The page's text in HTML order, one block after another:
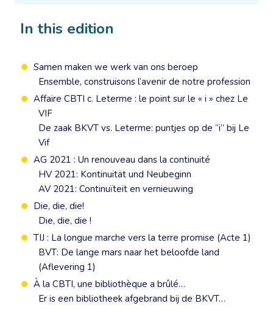
In this edition
Samen maken we werk van ons beroep
Ensemble, construisons l’avenir de notre profession
Affaire CBTI c. Leterme : le point sur le « i » chez Le
VIF
De zaak BKVT vs. Leterme: puntjes op de “i” bij Le
Vif
AG 2021 : Un renouveau dans la continuité
HV 2021: Kontinuität und Neubeginn
AV 2021: Continuïteit en vernieuwing
Die, die, die!
Die, die, die !
TIJ : La longue marche vers la terre promise (Acte 1)
BVT: De lange mars naar het beloofde land
(Aflevering 1)
À la CBTI, une bibliothèque a brûlé…
Er is een bibliotheek afgebrand bij de BKVT…